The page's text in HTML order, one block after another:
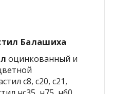
Балашиха
оцинкованный и
с8, с20, с21,